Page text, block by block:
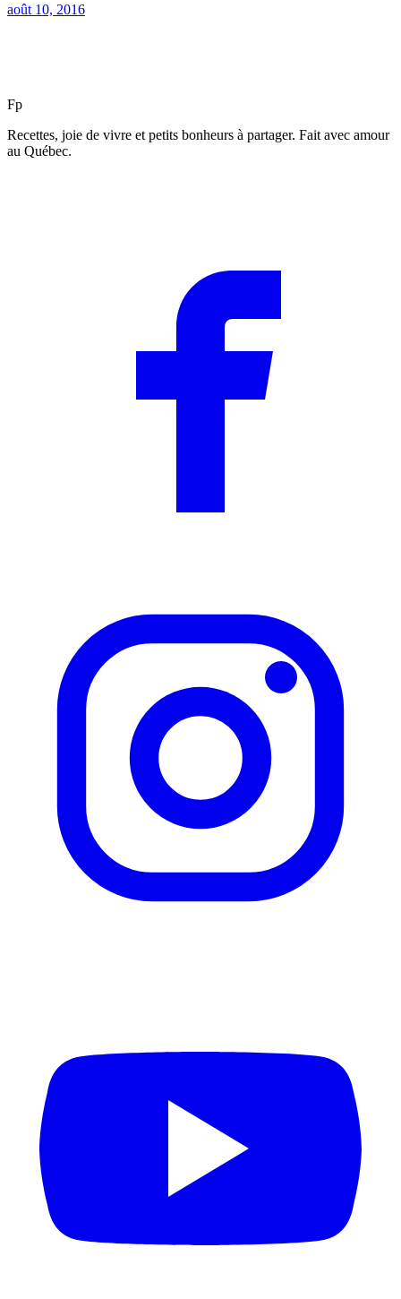
août 10, 2016
Fp
Recettes, joie de vivre et petits bonheurs à partager. Fait avec amour
au Québec.